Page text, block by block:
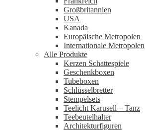
Großbritannien
USA
Kanada
Europäische Metropolen
Internationale Metropolen
Alle Produkte
Kerzen Schattespiele
Geschenkboxen
Tubeboxen
Schlüsselbretter
Stempelsets
Teelicht Karusell – Tanz
Teebeutelhalter
Architekturfiguren